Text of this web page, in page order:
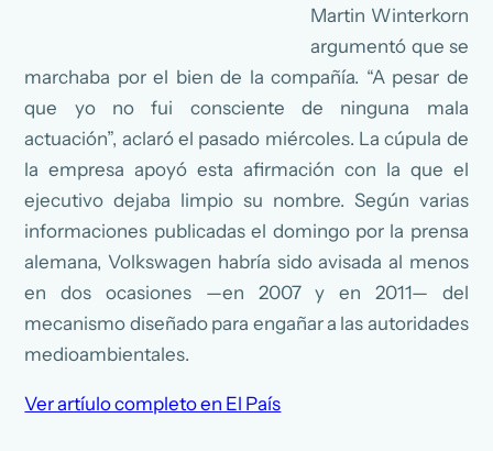
Martin Winterkorn
argumentó que se
marchaba por el bien de la compañía. “A pesar de
que yo no fui consciente de ninguna mala
actuación”, aclaró el pasado miércoles. La cúpula de
la empresa apoyó esta afirmación con la que el
ejecutivo dejaba limpio su nombre. Según varias
informaciones publicadas el domingo por la prensa
alemana, Volkswagen habría sido avisada al menos
en dos ocasiones —en 2007 y en 2011— del
mecanismo diseñado para engañar a las autoridades
medioambientales.
Ver artíulo completo en El País